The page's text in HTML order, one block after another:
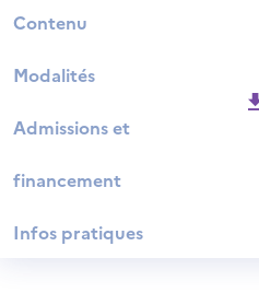
Contenu
Modalités
Admissions et
financement
Infos pratiques